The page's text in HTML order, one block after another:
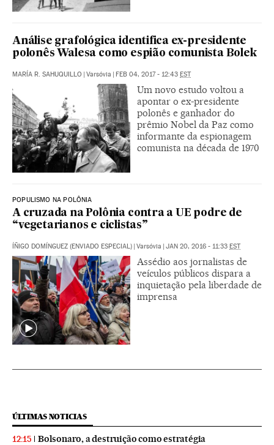
Análise grafológica identifica ex-presidente
polonês Walesa como espião comunista Bolek
MARÍA R. SAHUQUILLO | Varsóvia | FEB 04, 2017 - 12:43 EST
Um novo estudo voltou a
apontar o ex-presidente
polonês e ganhador do
prêmio Nobel da Paz como
informante da espionagem
comunista na década de 1970
POPULISMO NA POLÔNIA
A cruzada na Polônia contra a UE podre de
“vegetarianos e ciclistas”
ÍÑIGO DOMÍNGUEZ (ENVIADO ESPECIAL) | Varsóvia | JAN 20, 2016 - 11:33 EST
Assédio aos jornalistas de
veículos públicos dispara a
inquietação pela liberdade de
imprensa
ÚLTIMAS NOTICIAS
12:15 Bolsonaro, a destruição como estratégia